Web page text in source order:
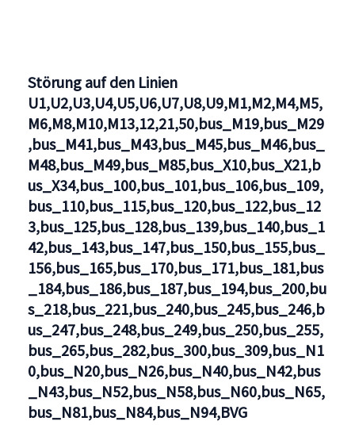
Störung auf den Linien
U1,U2,U3,U4,U5,U6,U7,U8,U9,M1,M2,M4,M5,
M6,M8,M10,M13,12,21,50,bus_M19,bus_M29
,bus_M41,bus_M43,bus_M45,bus_M46,bus_
M48,bus_M49,bus_M85,bus_X10,bus_X21,b
us_X34,bus_100,bus_101,bus_106,bus_109,
bus_110,bus_115,bus_120,bus_122,bus_12
3,bus_125,bus_128,bus_139,bus_140,bus_1
42,bus_143,bus_147,bus_150,bus_155,bus_
156,bus_165,bus_170,bus_171,bus_181,bus
_184,bus_186,bus_187,bus_194,bus_200,bu
s_218,bus_221,bus_240,bus_245,bus_246,b
us_247,bus_248,bus_249,bus_250,bus_255,
bus_265,bus_282,bus_300,bus_309,bus_N1
0,bus_N20,bus_N26,bus_N40,bus_N42,bus
_N43,bus_N52,bus_N58,bus_N60,bus_N65,
bus_N81,bus_N84,bus_N94,BVG